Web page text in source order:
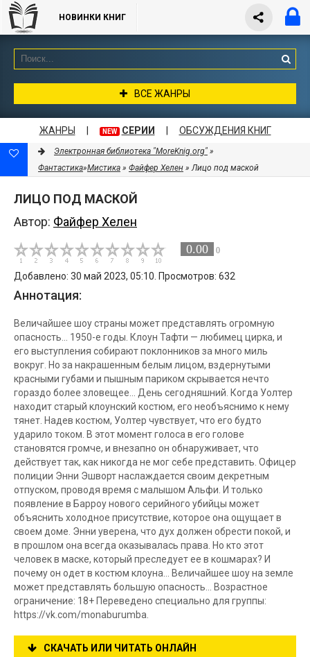
НОВИНКИ КНИГ
ВСЕ ЖАНРЫ
ЖАНРЫ NEW СЕРИИ ОБСУЖДЕНИЯ КНИГ
Электронная библиотека "MoreKnig.org" »
Фантастика»Мистика » Файфер Хелен » Лицо под маской
ЛИЦО ПОД МАСКОЙ
Автор: Файфер Хелен
0.00 0
Добавлено: 30 май 2023, 05:10. Просмотров: 632
Аннотация:
Величайшее шоу страны может представлять огромную
опасность… 1950-е годы. Клоун Тафти — любимец цирка, и
его выступления собирают поклонников за много миль
вокруг. Но за накрашенным белым лицом, вздернутыми
красными губами и пышным париком скрывается нечто
гораздо более зловещее… День сегодняшний. Когда Уолтер
находит старый клоунский костюм, его необъяснимо к нему
тянет. Надев костюм, Уолтер чувствует, что его будто
ударило током. В этот момент голоса в его голове
становятся громче, и внезапно он обнаруживает, что
действует так, как никогда не мог себе представить. Офицер
полиции Энни Эшворт наслаждается своим декретным
отпуском, проводя время с малышом Альфи. И только
появление в Барроу нового серийного убийцы может
объяснить холодное присутствие, которое она ощущает в
своем доме. Энни уверена, что дух должен обрести покой, и
в прошлом она всегда оказывалась права. Но кто этот
человек в маске, который преследует ее в кошмарах? И
почему он одет в костюм клоуна… Величайшее шоу на земле
может представлять большую опасность… Возрастное
ограничение: 18+ Переведено специально для группы:
https://vk.com/monaburumba.
СКАЧАТЬ ИЛИ ЧИТАТЬ ОНЛАЙН